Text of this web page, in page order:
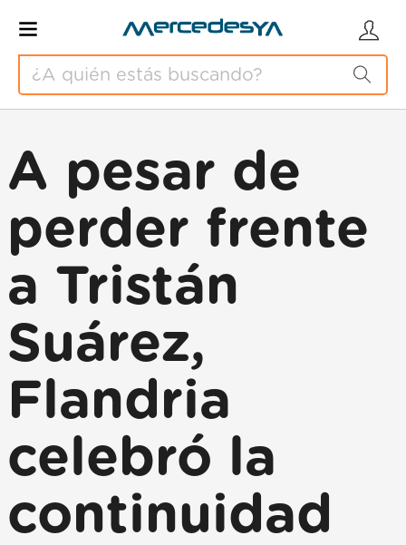
A pesar de
perder frente
a Tristán
Suárez,
Flandria
celebró la
continuidad